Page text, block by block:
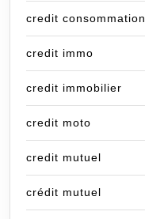
credit consommation
credit immo
credit immobilier
credit moto
credit mutuel
crédit mutuel